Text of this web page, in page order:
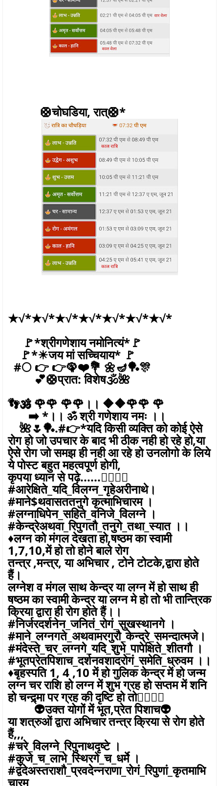
🛟चोघडिया, रात्🛟*
★√*★√*★√*★√*★√*★√*★√*
🚩*श्रीगणेशाय नमोनित्यं*🚩
🚩*☀जय मां सच्चियाय* 🚩
#🌕 👉 👉🦚❤️💐 🌼🪔🏓🎊
💕🛟प्रात: विशेष🕉️🌺
👣🕉️ 🌹🌹 🌹🌹।। 🔶🔶🌹🌹 🌹
➡️ *।। ॐ श्री गणेशाय नमः ।।
🌺🌷🏓.#👉*यदि किसी व्यक्ति को कोई ऐसे
रोग हो जो उपचार के बाद भी ठीक नही हो रहे हो,या
ऐसे रोग जो समझ ही नही आ रहे हो उनलोगो के लिये
ये पोस्ट बहुत महत्वपूर्ण होगी,
कृपया ध्यान से पढ़े......👇🏼👇🏼
#आरेक्षिते_यदि_विलग्न_गृहेअरीनाथे।
#माने$थवासततनुगे कृत्माभिचारम ।
#लग्नाधिपेन_सहिते_वनिजे_विलग्ने ।
#केन्द्रेअथवा_रिपुगतौ_तनुगे_तथा_स्यात ।।
♦️लग्न को मंगल देखता हो,षष्ठम का स्वामी
1,7,10,में हो तो होने बाले रोग
तन्त्र ,मन्त्र, या अभिचार , टोने टोटके,द्वारा होते
हैं।
लग्नेश व मंगल साथ केन्द्र या लग्न में हो साथ ही
षष्ठम का स्वामी केन्द्र या लग्न मे हो तो भी तान्त्रिक
क्रिया द्वारा ही रोग होते हैं।।
#निर्जरदर्शनेन_जनितं_रोगं_सुखस्थानगे ।
#माने_लग्नगते_अथवामरगुरौ_केन्द्रे_समन्दात्मजे।
#मंदेस्ते_चर_लग्नगे_यदि_शुभे_पापेक्षिते_शीतगौ ।
#भूतप्रेतपिशाच_दर्शनवशादरोगं_समेति_ध्रुवम ।।
♦️बृहस्पति 1, 4 ,10 में हो गुलिक केन्द्र में हो जन्म
लग्न चर राशि हो लग्न में शुभ ग्रह हो सप्तम में शनि
हो चन्द्र्मा पर ग्रह की दृष्टि हो तो👇🏼👇🏼
👽उक्त योगों में भूत,प्रेत पिशाच👽
या शत्रुओं द्वारा अभिचार तन्त्र क्रिया से रोग होते
हैं,,,
#चरे_विलग्ने_रिपुनाथदृष्टे ।
#कुजे_च_लाभे_स्थिरगे_च_धर्मे ।
#द्वंदेअस्तराशौ_प्रवदेन्नराणा_रोगं_रिपुणां_कृतमाभि
चारम